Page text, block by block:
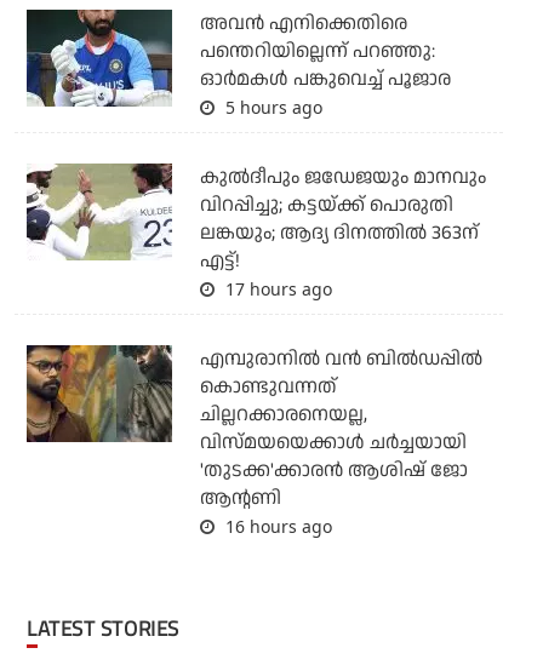
അവന്‍ എനിക്കെതിരെ
പന്തെറിയില്ലെന്ന് പറഞ്ഞു:
ഓര്‍മകള്‍ പങ്കുവെച്ച് പൂജാര
5 hours ago
കുല്‍ദീപും ജഡേജയും മാനവും
വിറപ്പിച്ചു; കട്ടയ്ക്ക് പൊരുതി
ലങ്കയും; ആദ്യ ദിനത്തില്‍ 363ന്
എട്ട്!
17 hours ago
എമ്പുരാനില്‍ വന്‍ ബില്‍ഡപ്പില്‍
കൊണ്ടുവന്നത്
ചില്ലറക്കാരനെയല്ല,
വിസ്മയയെക്കാള്‍ ചര്‍ച്ചയായി
'തുടക്ക'ക്കാരന്‍ ആശിഷ് ജോ
ആന്റണി
16 hours ago
LATEST STORIES